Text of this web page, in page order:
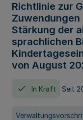
Richtlinie zur
Stärkung der
sprachlichen
von August
In Kraft Seit